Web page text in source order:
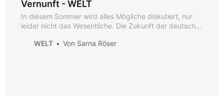
Vernunft - WELT
In diesem Sommer wird alles Mögliche diskutiert, nur
leider nicht das Wesentliche. Die Zukunft der deutschen
im Herbst weitergehen soll. Es ist Zeit, die Probleme
WELT Von Sarna Röser